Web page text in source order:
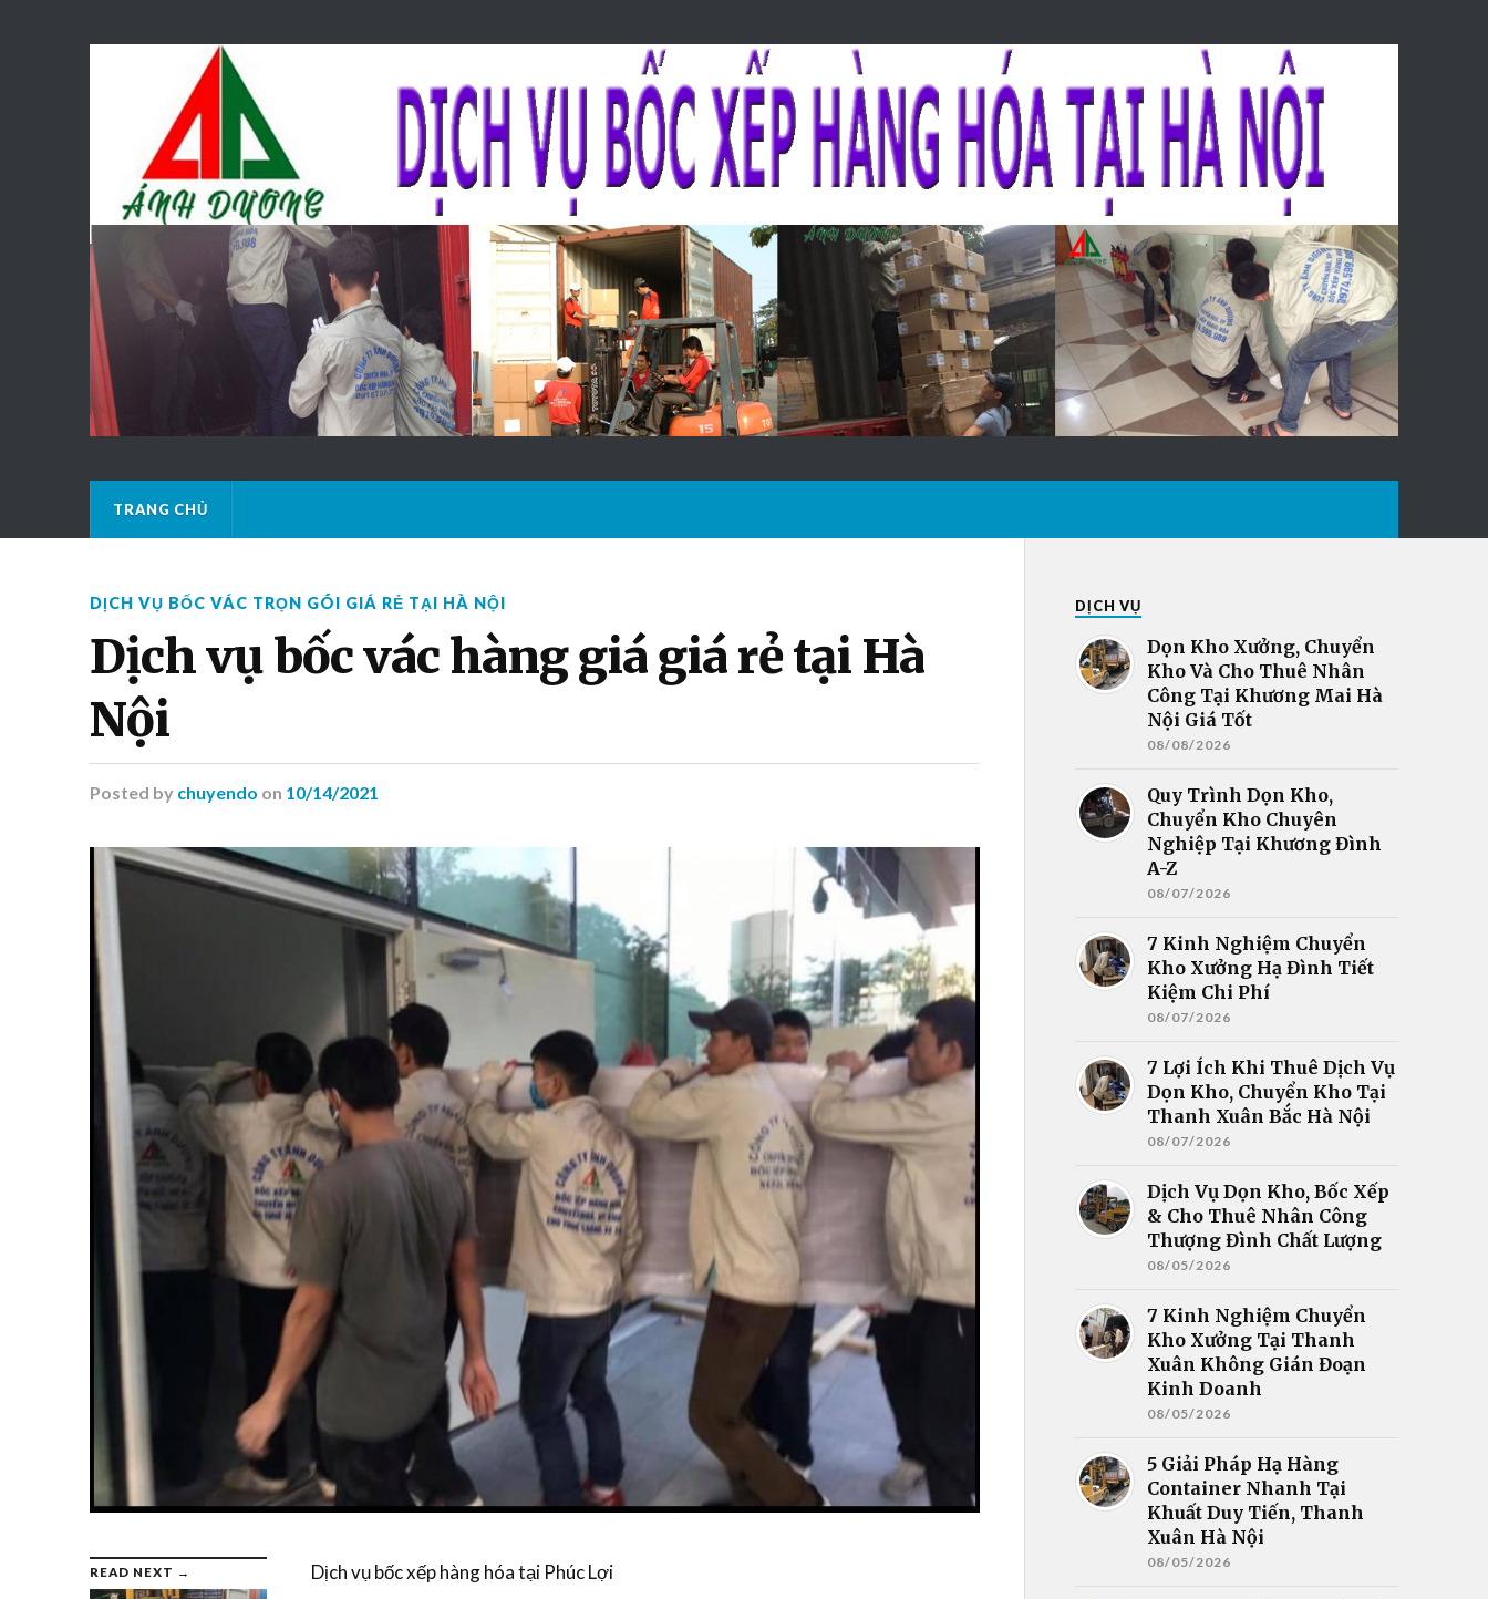
TRANG CHỦ
DỊCH VỤ BỐC VÁC TRỌN GÓI GIÁ RẺ TẠI HÀ NỘI
Dịch vụ bốc vác hàng giá giá rẻ tại Hà
Nội
Posted by chuyendo on 10/14/2021
READ NEXT → Dịch vụ bốc xếp hàng hóa tại Phúc Lợi
DỊCH VỤ
Dọn Kho Xưởng, Chuyển
Kho Và Cho Thuê Nhân
Công Tại Khương Mai Hà
Nội Giá Tốt
08/08/2026
Quy Trình Dọn Kho,
Chuyển Kho Chuyên
Nghiệp Tại Khương Đình
A-Z
08/07/2026
7 Kinh Nghiệm Chuyển
Kho Xưởng Hạ Đình Tiết
Kiệm Chi Phí
08/07/2026
7 Lợi Ích Khi Thuê Dịch Vụ
Dọn Kho, Chuyển Kho Tại
Thanh Xuân Bắc Hà Nội
08/07/2026
Dịch Vụ Dọn Kho, Bốc Xếp
& Cho Thuê Nhân Công
Thượng Đình Chất Lượng
08/05/2026
7 Kinh Nghiệm Chuyển
Kho Xưởng Tại Thanh
Xuân Không Gián Đoạn
Kinh Doanh
08/05/2026
5 Giải Pháp Hạ Hàng
Container Nhanh Tại
Khuất Duy Tiến, Thanh
Xuân Hà Nội
08/05/2026